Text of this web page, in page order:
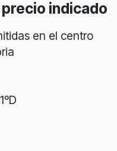
precio indicado
en el centro